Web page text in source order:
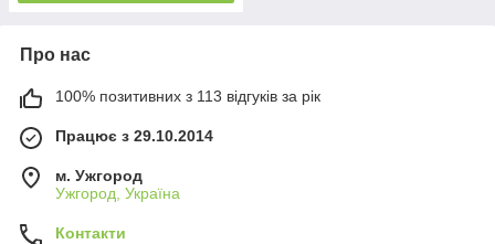
Про нас
100% позитивних з 113 відгуків за рік
Працює з 29.10.2014
м. Ужгород
Ужгород, Україна
Контакти